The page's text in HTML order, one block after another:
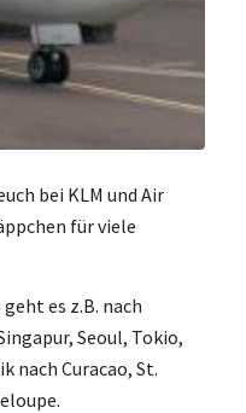
bei KLM und Air
für viele
es z.B. nach
Seoul, Tokio,
nach Curacao, St.